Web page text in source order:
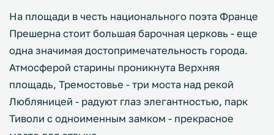
На площади в честь национального поэта Франце
Прешерна стоит большая барочная церковь - еще
одна значимая достопримечательность города.
Атмосферой старины проникнута Верхняя
площадь, Тремостовье - три моста над рекой
Любляницей - радуют глаз элегантностью, парк
Тиволи с одноименным замком - прекрасное